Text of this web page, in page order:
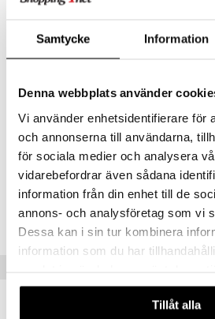
Samtycke Information
Denna webbplats använder
Vi använder enhetsidentifierare för
och annonserna till användarna,
för sociala medier och analysera
vidarebefordrar även sådana
information från din enhet till de
annons- och analysföretag som vi
Dessa kan i sin tur kombinera
information som du har
våra cookies vid fortsatt
Tillåt alla
: Ø20 x K 2 cm.
Hoito-ohjeet: Mikroaaltouunin kestävä. Älä
ylikuormittamista, jotta TPE:hen ei tule
Muuta
0 kk+
Tuotenumero
TDN18-1-CEN